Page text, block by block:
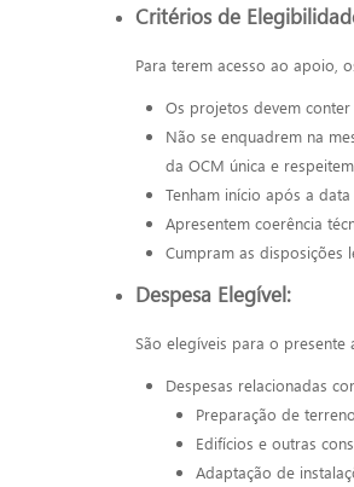
Critérios de
Para terem acesso ao apoio,
Os projetos devem
Não se enquadrem na
da OCM única e
Tenham início após a
Apresentem coerência
Cumpram as disposições
Despesa Elegível:
São elegíveis para o presente
Despesas relacionadas
Preparação de
Edifícios e outras
Adaptação de